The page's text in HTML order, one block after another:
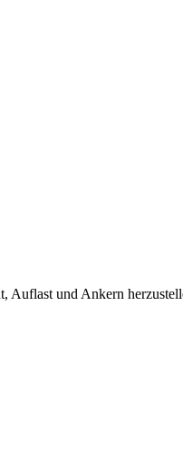
und Ankern